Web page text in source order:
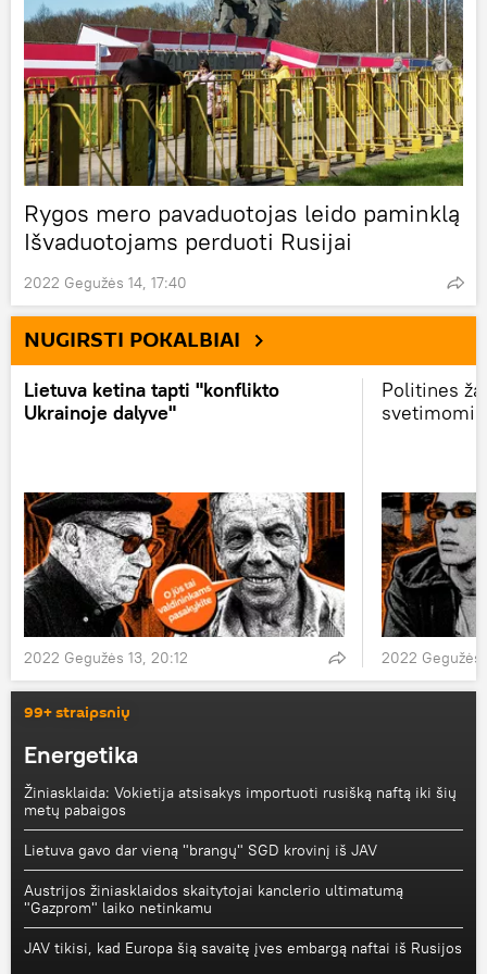
Rygos mero pavaduotojas leido paminklą
Išvaduotojams perduoti Rusijai
2022 Gegužės 14, 17:40
NUGIRSTI POKALBIAI
2022 Gegužės 13, 20:12
Lietuva ketina tapti "konflikto
Ukrainoje dalyve"
2022 Gegužės
Politines
99+ straipsnių
Energetika
Žiniasklaida: Vokietija atsisakys importuoti rusišką naftą iki šių
metų pabaigos
Lietuva gavo dar vieną "brangų" SGD krovinį iš JAV
Austrijos žiniasklaidos skaitytojai kanclerio ultimatumą
"Gazprom" laiko netinkamu
JAV tikisi, kad Europa šią savaitę įves embargą naftai iš Rusijos